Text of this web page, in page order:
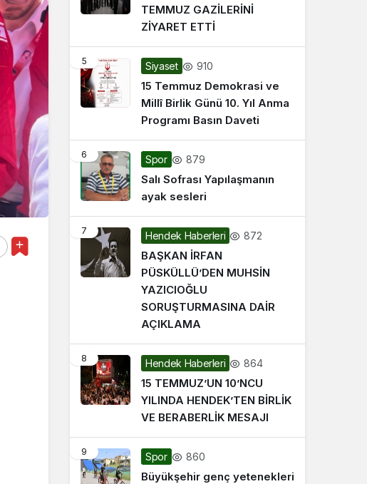
TEMMUZ GAZİLERİNİ
ZİYARET ETTİ
5 Siyaset 910
15 Temmuz Demokrasi ve
Millî Birlik Günü 10. Yıl Anma
Programı Basın Daveti
6 Spor 879
Salı Sofrası Yapılaşmanın
ayak sesleri
7 Hendek Haberleri 872
BAŞKAN İRFAN
PÜSKÜLLÜ’DEN MUHSİN
YAZICIOĞLU
SORUŞTURMASINA DAİR
AÇIKLAMA
8 Hendek Haberleri 864
15 TEMMUZ’UN 10’NCU
YILINDA HENDEK’TEN BİRLİK
VE BERABERLİK MESAJI
9 Spor 860
Büyükşehir genç yetenekleri